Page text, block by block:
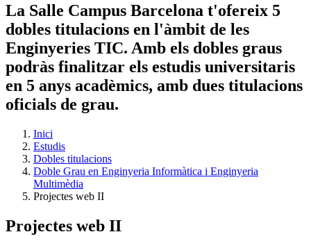
La Salle Campus Barcelona t'ofereix 5
dobles titulacions en l'àmbit de les
Enginyeries TIC. Amb els dobles graus
podràs finalitzar els estudis universitaris
en 5 anys acadèmics, amb dues titulacions
oficials de grau.
Inici
Estudis
Dobles titulacions
Doble Grau en Enginyeria Informàtica i Enginyeria
Multimèdia
Projectes web II
Projectes web II